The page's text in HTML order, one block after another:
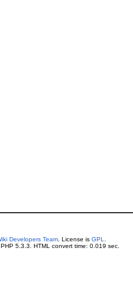
Developers Team. License is GPL
5.3.3. HTML convert time: 0.019 sec.